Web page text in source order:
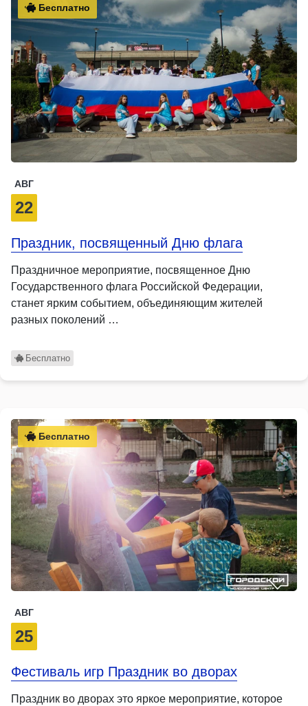
Бесплатно
АВГ
22
Праздник, посвященный Дню флага
Праздничное мероприятие, посвященное Дню
Государственного флага Российской Федерации,
станет ярким событием, объединяющим жителей
разных поколений …
Бесплатно
Бесплатно
АВГ
25
Фестиваль игр Праздник во дворах
Праздник во дворах это яркое мероприятие, которое